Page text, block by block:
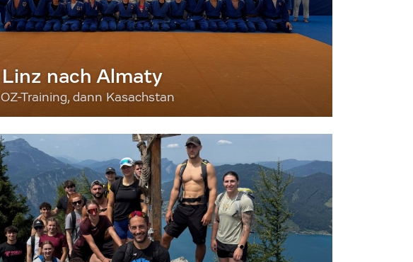
nach Almaty
Training, dann Kasachstan